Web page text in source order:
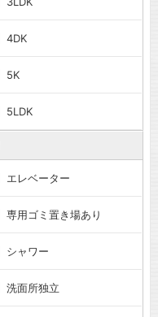
4DK
5K
5LDK
エレベーター
専用ゴミ置き場あり
シャワー
洗面所独立